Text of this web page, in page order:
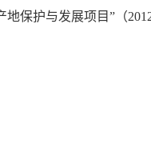
保护与发展项目”（